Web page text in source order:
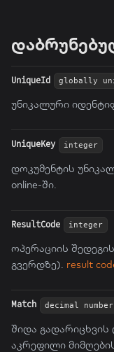
UniqueId globally
უნიკალური
UniqueKey integer
დოკუმენტის
online-ში.
ResultCode integer
ოპერაციის
გვერდზე). result
Match decimal number
შიდა
აკრეფილი